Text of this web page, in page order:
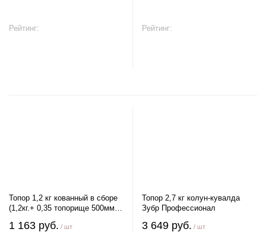
Рейтинг: Рейтинг:
Топор 1,2 кг кованный в сборе
(1,2кг.+ 0,35 топорище 500мм.,
1 163 руб. / шт
Топор 2,7 кг колун-кувалда
Зубр Профессионал
3 649 руб. / шт